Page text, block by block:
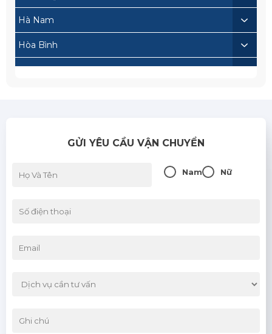
Hà Nam
Hòa Bình
Lai Châu
Sơn La
Thái Nguyên
Tuyên Quang
Bình Thuận
GỬI YÊU CẦU VẬN CHUYỂN
Nam Nữ